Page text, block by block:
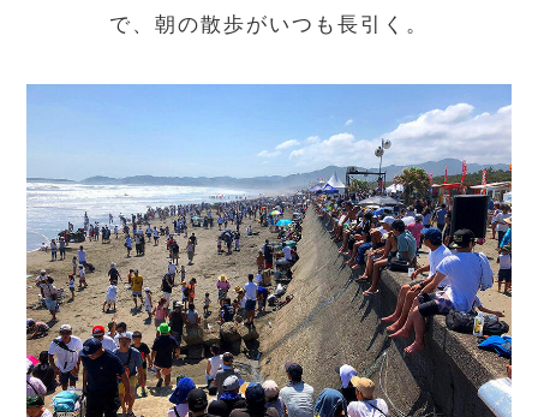
で、朝の散歩がいつも長引く。